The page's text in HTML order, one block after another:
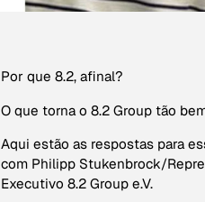
Por que 8.2, afinal?
O que torna o 8.2 Group tão
Aqui estão as respostas para
com Philipp Stukenbrock/
Executivo 8.2 Group e.V.